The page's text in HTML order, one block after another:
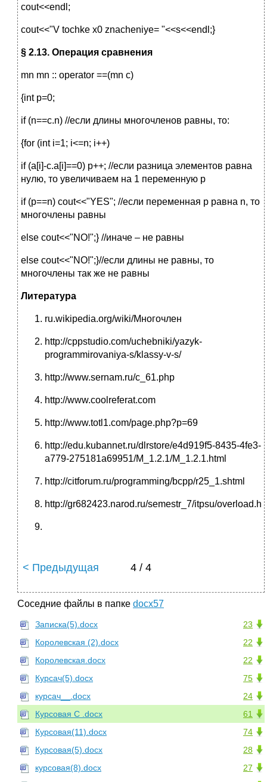
cout<<endl;
cout<<"V tochke x0 znacheniye= "<<s<<endl;}
§ 2.13. Операция сравнения
mn mn :: operator ==(mn c)
{int p=0;
if (n==c.n) //если длины многочленов равны, то:
{for (int i=1; i<=n; i++)
if (a[i]-c.a[i]==0) p++; //если разница элементов равна
нулю, то увеличиваем на 1 переменную p
if (p==n) cout<<"YES"; //если переменная p равна n, то
многочлены равны
else cout<<"NO!";} //иначе – не равны
else cout<<"NO!";}//если длины не равны, то
многочлены так же не равны
Литература
ru.wikipedia.org/wiki/Многочлен
http://cppstudio.com/uchebniki/yazyk-
programmirovaniya-s/klassy-v-s/
http://www.sernam.ru/c_61.php
http://www.coolreferat.com
http://www.totl1.com/page.php?p=69
http://edu.kubannet.ru/dlrstore/e4d919f5-8435-4fe3-
a779-275181a69951/M_1.2.1/M_1.2.1.html
http://citforum.ru/programming/bcpp/r25_1.shtml
http://gr682423.narod.ru/semestr_7/itpsu/
< Предыдущая 4 / 4
Соседние файлы в папке docx57
23
Записка(5).docx
22
Королевская (2).docx
22
Королевская.docx
75
Курсач(5).docx
24
курсач__.docx
61
Курсовая С .docx
74
Курсовая(11).docx
28
Курсовая(5).docx
27
курсовая(8).docx